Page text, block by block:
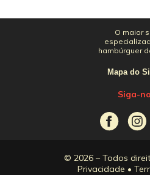
O maior
hambúrguer
Mapa do
Siga-
© 2026 – Todos
Privacidade •